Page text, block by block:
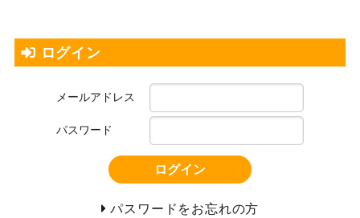
ログイン
メールアドレス
パスワード
ログイン
パスワードをお忘れの方